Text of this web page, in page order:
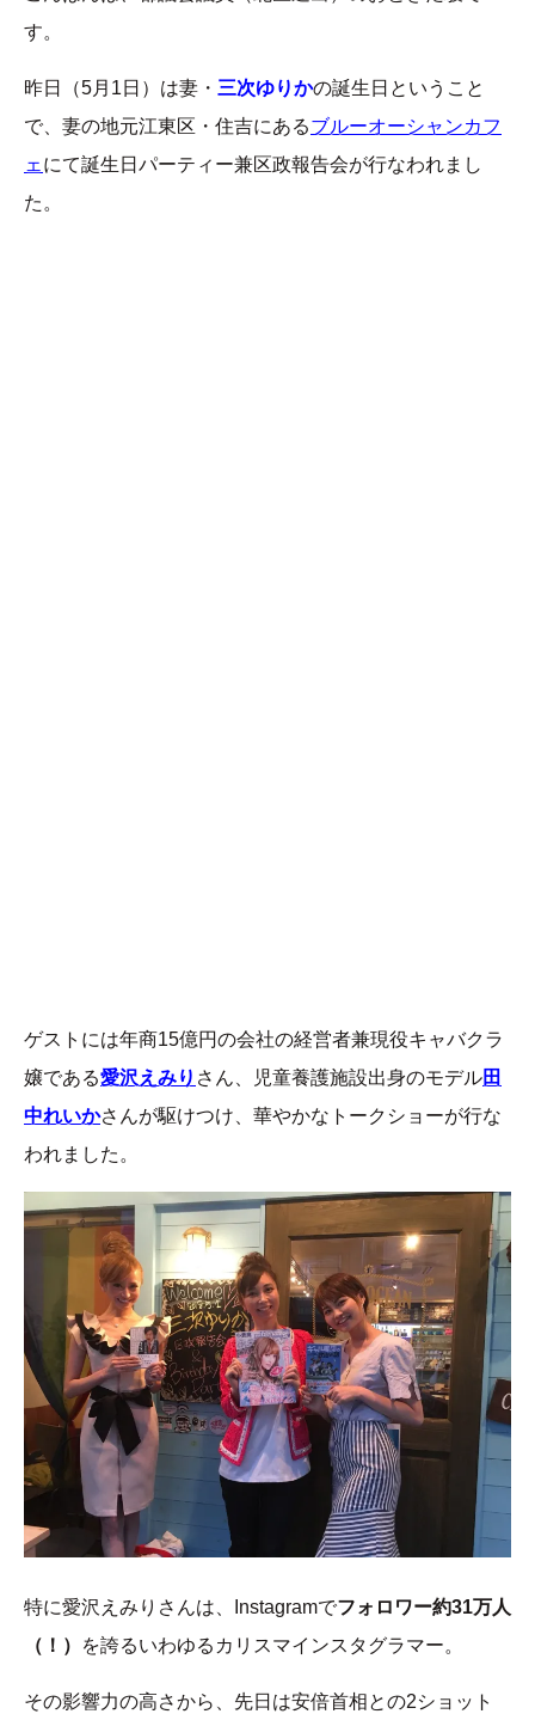
す。
昨日（5月1日）は妻・ 三次ゆりかの誕生日ということ
で、妻の地元江東区・住吉にあるブルーオーシャンカフ
ェ にて誕生日パーティー兼区政報告会が行なわれまし
た。
ゲストには年商15億円の会社の経営者兼現役キャバクラ
嬢である愛沢えみり さん、児童養護施設出身のモデル田
中れいかさんが駆けつけ、華やかなトークショーが行な
われました。
特に愛沢えみりさんは、Instagramでフォロワー約31万人
（！）
を誇るいわゆるカリスマインスタグラマー。
その影響力の高さから、先日は安倍首相との2ショット